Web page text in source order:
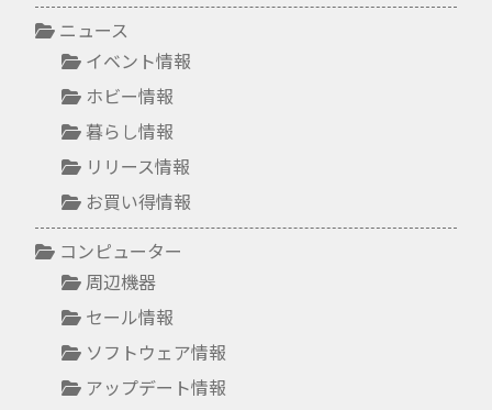
ニュース
イベント情報
ホビー情報
暮らし情報
リリース情報
お買い得情報
コンピューター
周辺機器
セール情報
ソフトウェア情報
アップデート情報